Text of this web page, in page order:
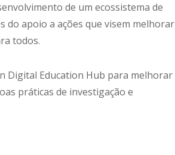
de um ecossistema de
do apoio a ações que visem melhorar
todos.
Digital Education Hub para melhorar
práticas de investigação e